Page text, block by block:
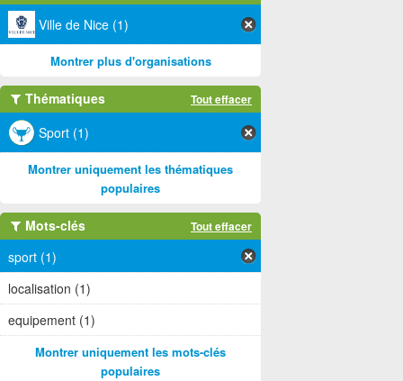
Ville de Nice (1)
Montrer plus d'organisations
Thématiques Tout effacer
Sport (1)
Montrer uniquement les thématiques
populaires
Mots-clés Tout effacer
sport (1)
localisation (1)
equipement (1)
Montrer uniquement les mots-clés
populaires